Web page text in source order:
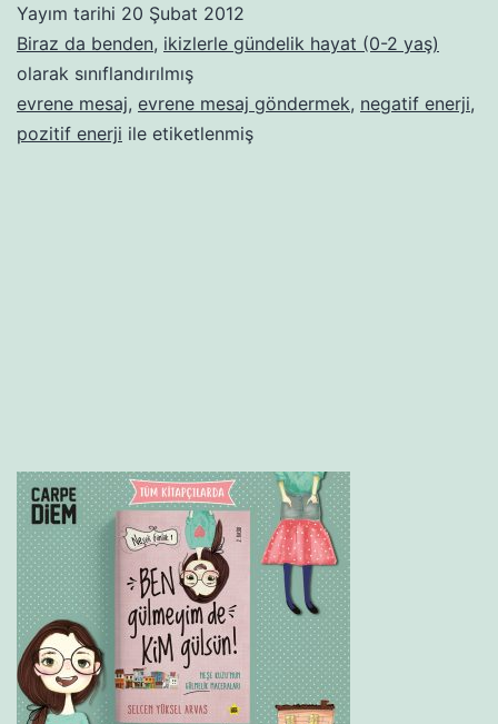
musun
nalooo,
Yayım tarihi 20 Şubat 2012
Biraz da benden, ikizlerle gündelik hayat (0-2 yaş)
olarak sınıflandırılmış
evrene mesaj, evrene mesaj göndermek, negatif enerji,
pozitif enerji ile etiketlenmiş